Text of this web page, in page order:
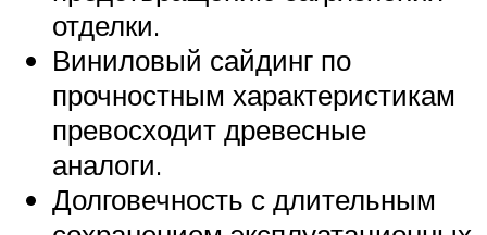
отделки.
Виниловый сайдинг по
прочностным характеристикам
превосходит древесные
аналоги.
Долговечность с длительным